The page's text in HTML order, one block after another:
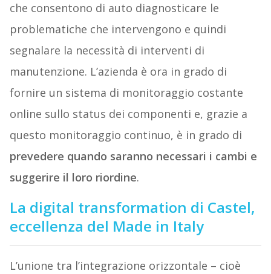
che consentono di auto diagnosticare le
problematiche che intervengono e quindi
segnalare la necessità di interventi di
manutenzione. L’azienda è ora in grado di
fornire un sistema di monitoraggio costante
online sullo status dei componenti e, grazie a
questo monitoraggio continuo, è in grado di
prevedere quando saranno necessari i cambi e
suggerire il loro riordine.
La digital transformation di Castel,
eccellenza del Made in Italy
L’unione tra l’integrazione orizzontale – cioè